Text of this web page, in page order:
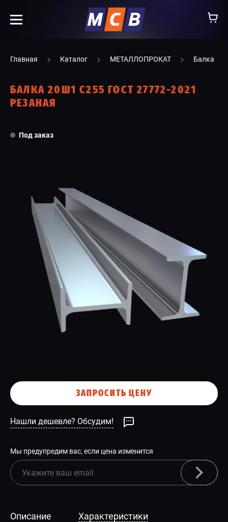
УСЛУГИ
КОНТАКТЫ
СПЕЦПРЕДЛОЖЕНИЕ
Главная Каталог МЕТАЛЛОПРОКАТ Балка
БАЛКА 20Ш1 С255 ГОСТ 27772-2021
РЕЗАНАЯ
Под заказ
ЗАПРОСИТЬ ЦЕНУ
Нашли дешевле? Обсудим!
Мы предупредим вас, если цена изменится
Описание Характеристики